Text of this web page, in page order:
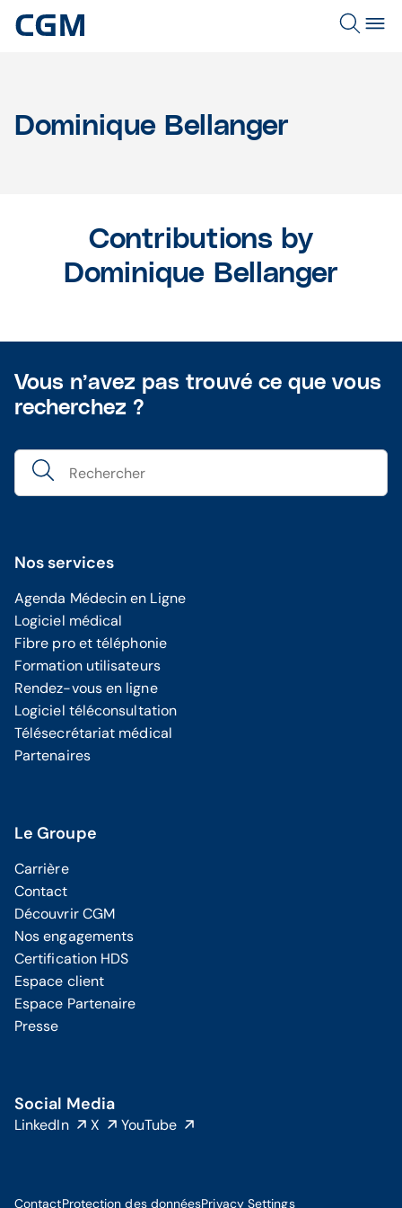
Dominique Bellanger
Contributions by
Dominique Bellanger
Vous n’avez pas trouvé ce que vous
recherchez ?
Nos services
Agenda Médecin en Ligne
Logiciel médical
Fibre pro et téléphonie
Formation utilisateurs
Rendez-vous en ligne
Logiciel téléconsultation
Télésecrétariat médical
Partenaires
Le Groupe
Carrière
Contact
Découvrir CGM
Nos engagements
Certification HDS
Espace client
Espace Partenaire
Presse
Social Media
LinkedIn X YouTube
ContactProtection des donnéesPrivacy Settings